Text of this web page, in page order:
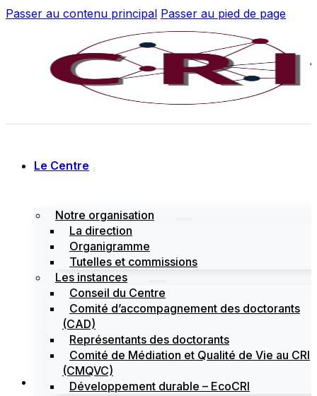
Passer au contenu principal Passer au pied de page
Le Centre
Notre organisation
La direction
Organigramme
Tutelles et commissions
Les instances
Conseil du Centre
Comité d’accompagnement des doctorants
(CAD)
Représentants des doctorants
Comité de Médiation et Qualité de Vie au CRI
(CMQVC)
Développement durable – EcoCRI
Recherche